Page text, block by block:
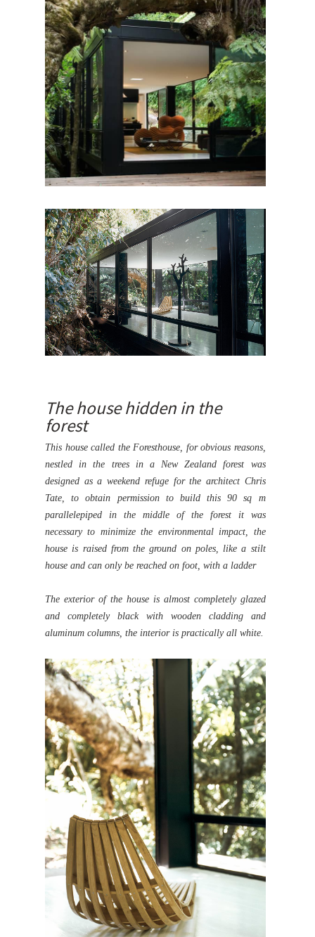
The house hidden in the
forest
This housecalled the Foresthouse, for obvious reasons,
nestled in the trees in a New Zealand forest was
designed as a weekend refuge for the architect Chris
Tate, to obtain permission to build this 90 sq m
parallelepiped in the middle of the forest it was
necessary to minimize the environmental impact, the
house is raised from the ground on poles, like a stilt
house and can only be reached on foot, with a ladder
The exterior of the house is almost completely glazed
and completely black with wooden cladding and
aluminum columns, the interior is practically all white.